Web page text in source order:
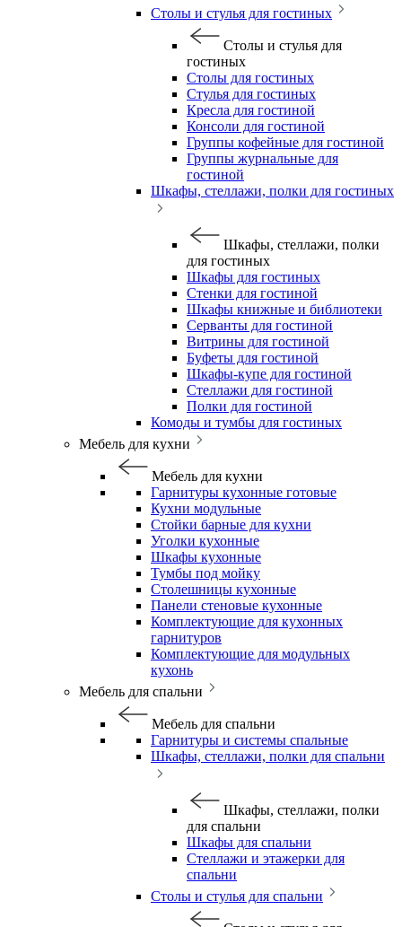
Столы и стулья для гостиных
Столы и стулья для
гостиных
Столы для гостиных
Стулья для гостиных
Кресла для гостиной
Консоли для гостиной
Группы кофейные для гостиной
Группы журнальные для
гостиной
Шкафы, стеллажи, полки для гостиных
Шкафы, стеллажи, полки
для гостиных
Шкафы для гостиных
Стенки для гостиной
Шкафы книжные и библиотеки
Серванты для гостиной
Витрины для гостиной
Буфеты для гостиной
Шкафы-купе для гостиной
Стеллажи для гостиной
Полки для гостиной
Комоды и тумбы для гостиных
Мебель для кухни
Мебель для кухни
Гарнитуры кухонные готовые
Кухни модульные
Стойки барные для кухни
Уголки кухонные
Шкафы кухонные
Тумбы под мойку
Столешницы кухонные
Панели стеновые кухонные
Комплектующие для кухонных
гарнитуров
Комплектующие для модульных
кухонь
Мебель для спальни
Мебель для спальни
Гарнитуры и системы спальные
Шкафы, стеллажи, полки для спальни
Шкафы, стеллажи, полки
для спальни
Шкафы для спальни
Стеллажи и этажерки для
спальни
Столы и стулья для спальни